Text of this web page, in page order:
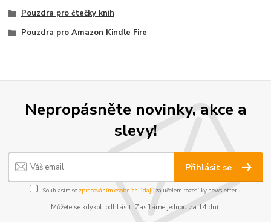
Pouzdra pro čtečky knih
Pouzdra pro Amazon Kindle Fire
Nepropásněte novinky, akce a
slevy!
Přihlásit se
Souhlasím se zpracováním osobních údajůza účelem rozesílky newsletteru.
Můžete se kdykoli odhlásit. Zasíláme jednou za 14 dní.